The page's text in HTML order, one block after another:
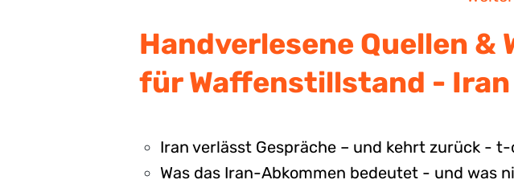
Handverlesene Quellen
für Waffenstillstand - Iran
Iran verlässt Gespräche – und kehrt zurück -
Was das Iran-Abkommen bedeutet - und was